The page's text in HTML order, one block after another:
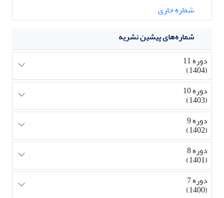
شماره جاری
شماره‌های پیشین نشریه
دوره 11
(1404)
دوره 10
(1403)
دوره 9
(1402)
دوره 8
(1401)
دوره 7
(1400)